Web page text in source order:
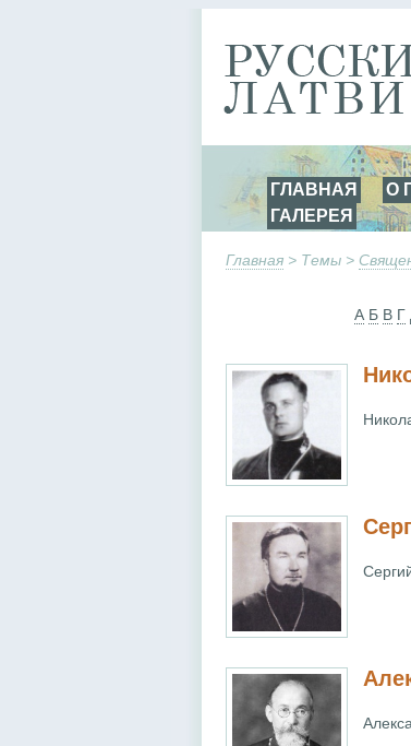
ГЛАВНАЯ О
ГАЛЕРЕЯ
Главная > Темы >
А Б В Г